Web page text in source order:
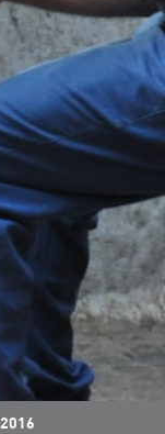
2016